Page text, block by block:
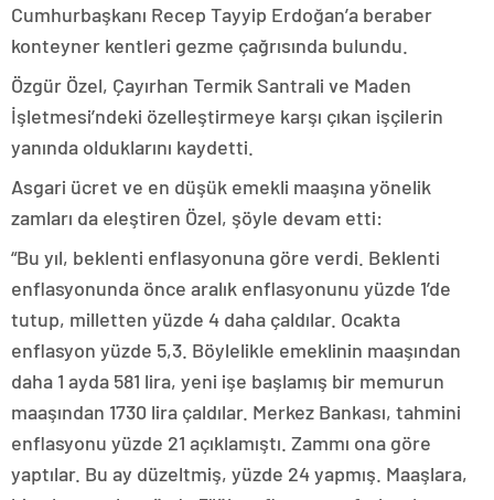
Cumhurbaşkanı Recep Tayyip Erdoğan’a beraber
konteyner kentleri gezme çağrısında bulundu.
Özgür Özel, Çayırhan Termik Santrali ve Maden
İşletmesi’ndeki özelleştirmeye karşı çıkan işçilerin
yanında olduklarını kaydetti.
Asgari ücret ve en düşük emekli maaşına yönelik
zamları da eleştiren Özel, şöyle devam etti:
“Bu yıl, beklenti enflasyonuna göre verdi. Beklenti
enflasyonunda önce aralık enflasyonunu yüzde 1’de
tutup, milletten yüzde 4 daha çaldılar. Ocakta
enflasyon yüzde 5,3. Böylelikle emeklinin maaşından
daha 1 ayda 581 lira, yeni işe başlamış bir memurun
maaşından 1730 lira çaldılar. Merkez Bankası, tahmini
enflasyonu yüzde 21 açıklamıştı. Zammı ona göre
yaptılar. Bu ay düzeltmiş, yüzde 24 yapmış. Maaşlara,